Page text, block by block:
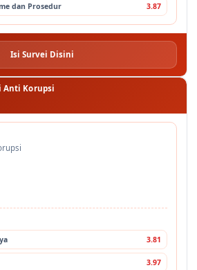
dan Prosedur 3.87
Isi Survei Disini
Anti Korupsi
3.81
3.97